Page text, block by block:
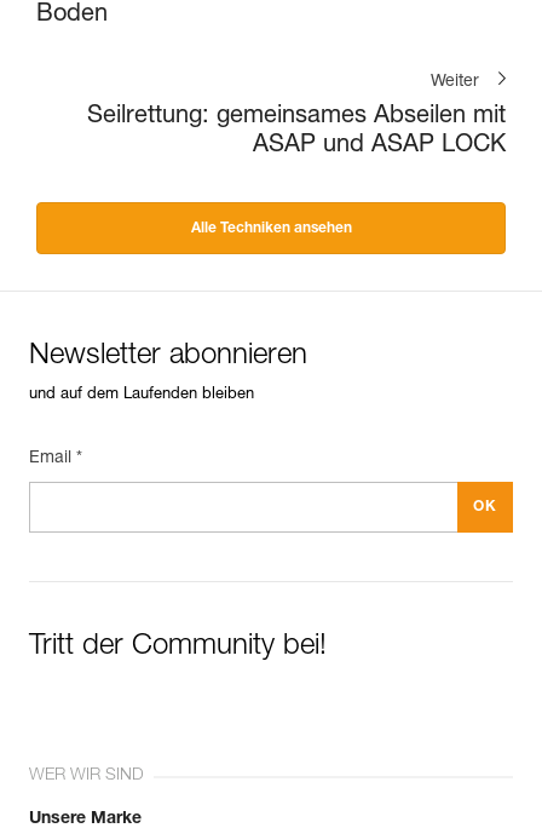
Boden
Weiter
Seilrettung: gemeinsames Abseilen mit
ASAP und ASAP LOCK
Alle Techniken ansehen
Newsletter abonnieren
und auf dem Laufenden bleiben
Email *
Tritt der Community bei!
WER WIR SIND
Unsere Marke